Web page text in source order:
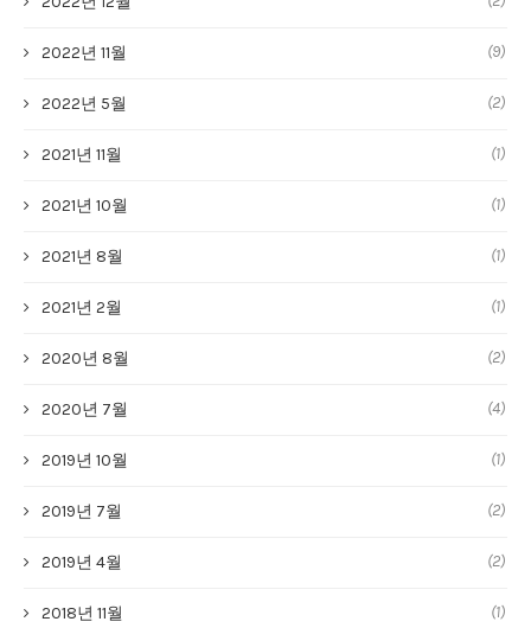
2022년 11월 (9)
2022년 5월 (2)
2021년 11월 (1)
2021년 10월 (1)
2021년 8월 (1)
2021년 2월 (1)
2020년 8월 (2)
2020년 7월 (4)
2019년 10월 (1)
2019년 7월 (2)
2019년 4월 (2)
2018년 11월 (1)